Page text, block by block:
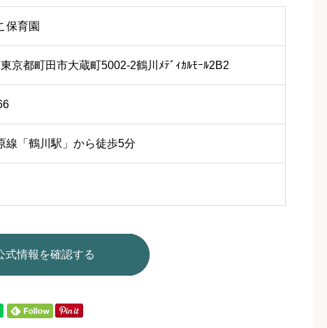
保育園
京都町田市大蔵町5002-2鶴川ﾒﾃﾞｨｶﾙﾓｰﾙ2B2
線「鶴川駅」から徒歩5分
式情報を確認する